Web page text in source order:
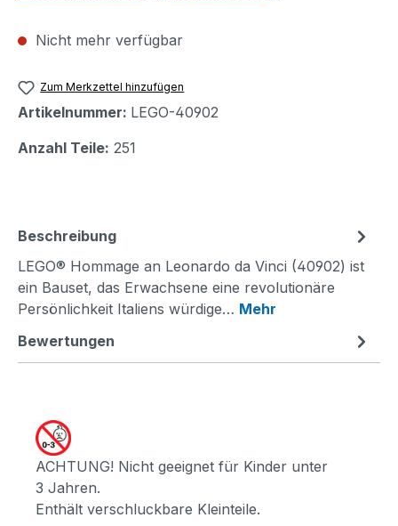
Nicht mehr verfügbar
Zum Merkzettel hinzufügen
Artikelnummer: LEGO-40902
Anzahl Teile: 251
Beschreibung
LEGO® Hommage an Leonardo da Vinci (40902) ist
ein Bauset, das Erwachsene eine revolutionäre
Persönlichkeit Italiens würdige… Mehr
Bewertungen
ACHTUNG! Nicht geeignet für Kinder unter
3 Jahren.
Enthält verschluckbare Kleinteile.